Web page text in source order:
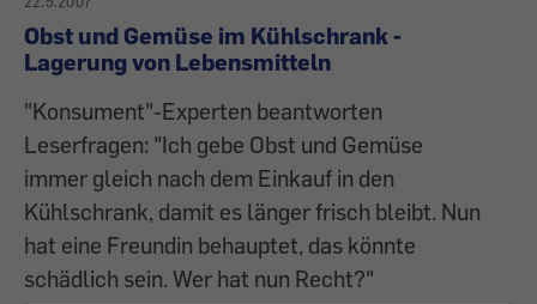
Obst und Gemüse im Kühlschrank -
Lagerung von Lebensmitteln
"Konsument"-Experten beantworten
Leserfragen: "Ich gebe Obst und Gemüse
immer gleich nach dem Einkauf in den
Kühlschrank, damit es länger frisch bleibt. Nun
hat eine Freundin behauptet, das könnte
schädlich sein. Wer hat nun Recht?"